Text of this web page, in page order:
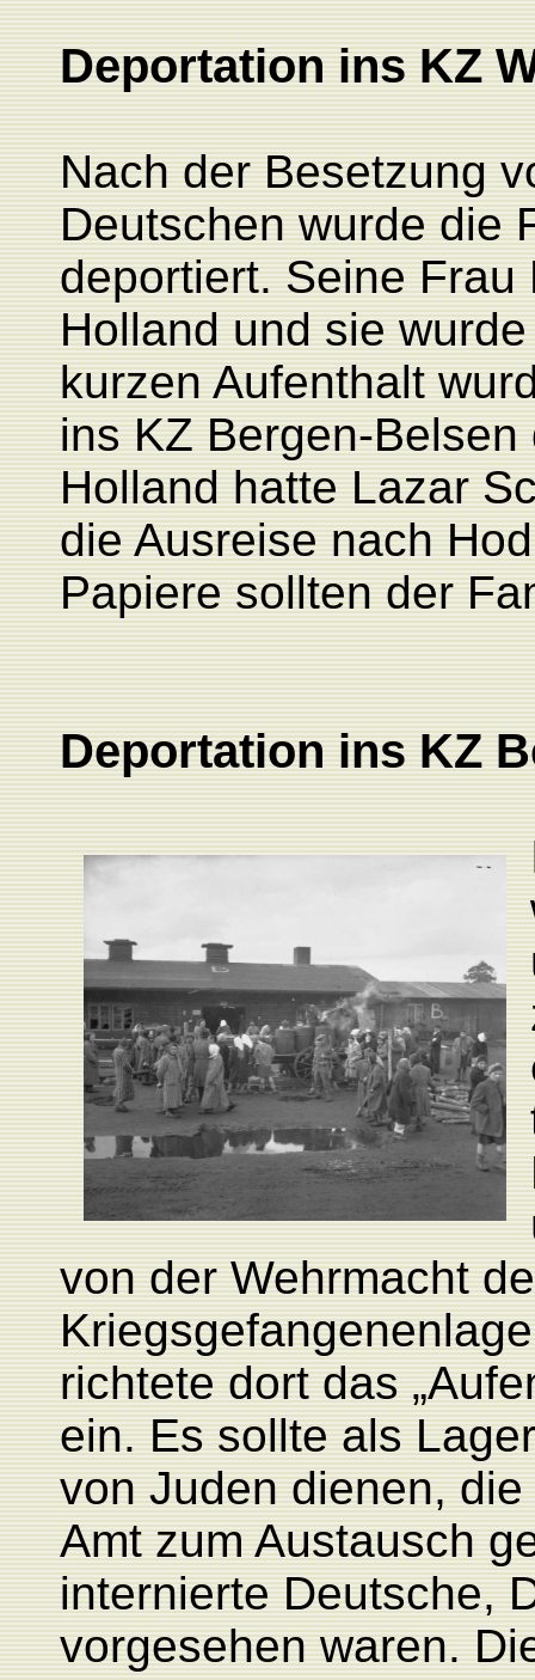
Deportation ins KZ
Nach der Besetzung
Deutschen wurde die
deportiert. Seine
Holland und sie
kurzen Aufenthalt
ins KZ Bergen-
Holland hatte Lazar
die Ausreise nach
Papiere sollten der
Deportation ins KZ
von der Wehrmacht
richtete dort das
ein. Es sollte als
von Juden dienen,
Amt zum Austausch
internierte Deutsche,
vorgesehen waren.